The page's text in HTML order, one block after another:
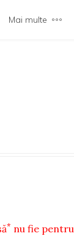
Mai multe
* nu fie